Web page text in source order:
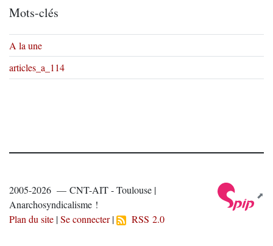
Mots-clés
A la une
articles_a_114
2005-2026 — CNT-AIT - Toulouse |
Anarchosyndicalisme !
Plan du site |Se connecter| RSS 2.0